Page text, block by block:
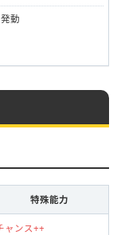
動
特殊能力
ャンス++